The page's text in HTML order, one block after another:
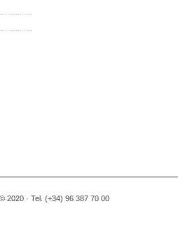
2020 · Tel. (+34) 96 387 70 00